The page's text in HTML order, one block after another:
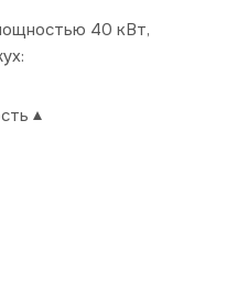
40 кВт,